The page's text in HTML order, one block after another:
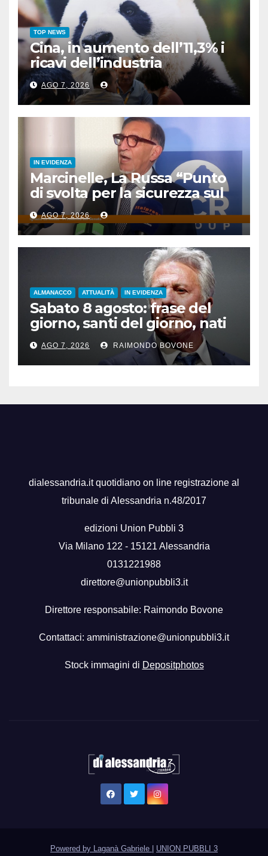
TOP NEWS
Cina, in aumento dell’11,3% i
ricavi dell’industria
pubblicitaria
AGO 7, 2026
IN EVIDENZA
Marcinelle, La Russa “Punto
di svolta per la sicurezza sul
lavoro”
AGO 7, 2026
ALMANACCO ATTUALITÀ IN EVIDENZA
Sabato 8 agosto: frase del
giorno, santi del giorno, nati
famosi, accadde oggi
AGO 7, 2026 RAIMONDO BOVONE
dialessandria.it quotidiano on line registrazione al
tribunale di Alessandria n.48/2017
edizioni Union Pubbli 3
Via Milano 122 - 15121 Alessandria
0131221988
direttore@unionpubbli3.it
Direttore responsabile: Raimondo Bovone
Contattaci: amministrazione@unionpubbli3.it
Stock immagini di Depositphotos
Powered by Laganà Gabriele UNION PUBBLI 3